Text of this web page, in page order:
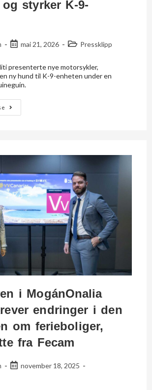
styrker K-9-
mai 21, 2026 Pressklipp
presenterte nye motorsykler,
ny hund til K-9-enheten under en
i MogánOnalia
endringer i den
om ferieboliger,
fra Fecam
november 18, 2025